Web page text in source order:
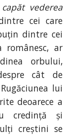
vederea
cei care
dintre cei
românesc, ar
orbului,
cât de
lui
deoarece a
credință și
creștini se